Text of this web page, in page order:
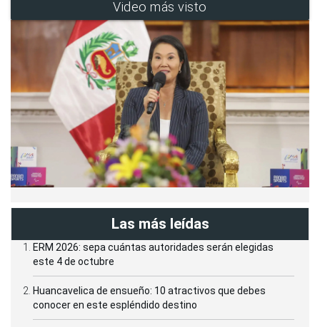
Video más visto
Las más leídas
ERM 2026: sepa cuántas autoridades serán elegidas
este 4 de octubre
Huancavelica de ensueño: 10 atractivos que debes
conocer en este espléndido destino